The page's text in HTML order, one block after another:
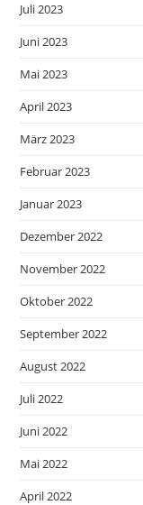
Juli 2023
Juni 2023
Mai 2023
April 2023
März 2023
Februar 2023
Januar 2023
Dezember 2022
November 2022
Oktober 2022
September 2022
August 2022
Juli 2022
Juni 2022
Mai 2022
April 2022